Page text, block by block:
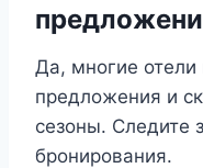
Да, многие
предложения и
сезоны. Следите
бронирования.